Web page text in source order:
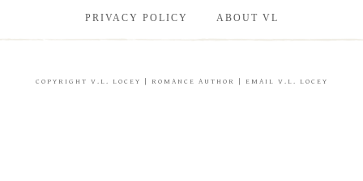
PRIVACY POLICY ABOUT VL
COPYRIGHT V.L. LOCEY | ROMANCE AUTHOR | EMAIL V.L. LOCEY